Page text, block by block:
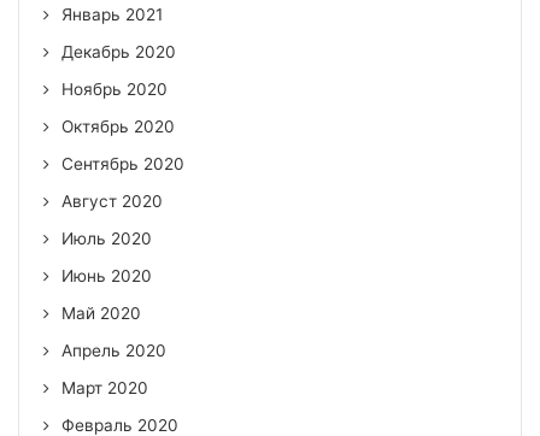
Январь 2021
Декабрь 2020
Ноябрь 2020
Октябрь 2020
Сентябрь 2020
Август 2020
Июль 2020
Июнь 2020
Май 2020
Апрель 2020
Март 2020
Февраль 2020